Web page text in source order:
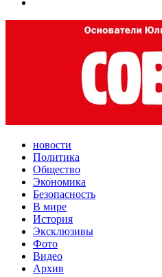
новости
Политика
Общество
Экономика
Безопасность
В мире
История
Эксклюзивы
Фото
Видео
Архив